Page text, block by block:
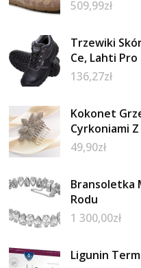
509,99zł
Trzewiki
Ce, Lahti Pro
136,27zł
Kokonet
Cyrkoniami
49,90zł
Bransoletka
Rodu
1 300,00zł
Ligunin